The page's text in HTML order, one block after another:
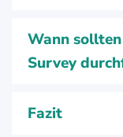
Wann
Survey
Fazit